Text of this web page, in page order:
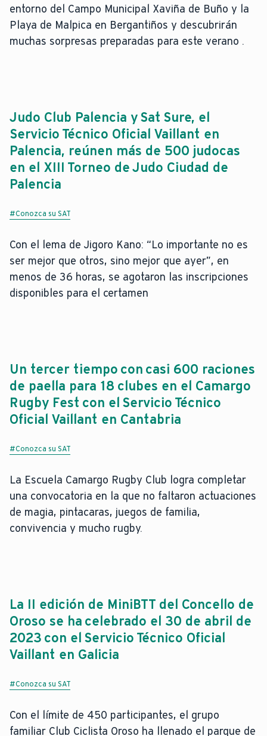
entorno del Campo Municipal Xaviña de Buño y la
Playa de Malpica en Bergantiños y descubrirán
muchas sorpresas preparadas para este verano .
Judo Club Palencia y Sat Sure, el
Servicio Técnico Oficial Vaillant en
Palencia, reúnen más de 500 judocas
en el XIII Torneo de Judo Ciudad de
Palencia
#Conozca su SAT
Con el lema de Jigoro Kano: “Lo importante no es
ser mejor que otros, sino mejor que ayer”, en
menos de 36 horas, se agotaron las inscripciones
disponibles para el certamen
Un tercer tiempo con casi 600 raciones
de paella para 18 clubes en el Camargo
Rugby Fest con el Servicio Técnico
Oficial Vaillant en Cantabria
#Conozca su SAT
La Escuela Camargo Rugby Club logra completar
una convocatoria en la que no faltaron actuaciones
de magia, pintacaras, juegos de familia,
convivencia y mucho rugby.
La II edición de MiniBTT del Concello de
Oroso se ha celebrado el 30 de abril de
2023 con el Servicio Técnico Oficial
Vaillant en Galicia
#Conozca su SAT
Con el límite de 450 participantes, el grupo
familiar Club Ciclista Oroso ha llenado el parque de